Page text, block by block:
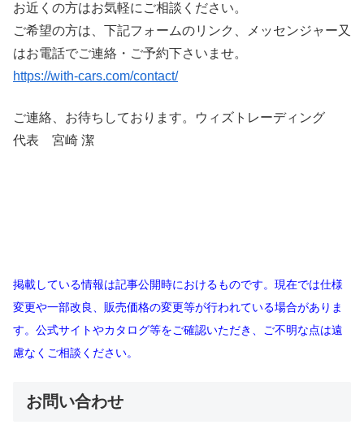
お近くの方はお気軽にご相談ください。
ご希望の方は、下記フォームのリンク、メッセンジャー又
はお電話でご連絡・ご予約下さいませ。
https://with-cars.com/contact/
ご連絡、お待ちしております。ウィズトレーディング
代表 宮崎 潔
掲載している情報は記事公開時におけるものです。現在では仕様
変更や一部改良、販売価格の変更等が行われている場合がありま
す。公式サイトやカタログ等をご確認いただき、ご不明な点は遠
慮なくご相談ください。
お問い合わせ